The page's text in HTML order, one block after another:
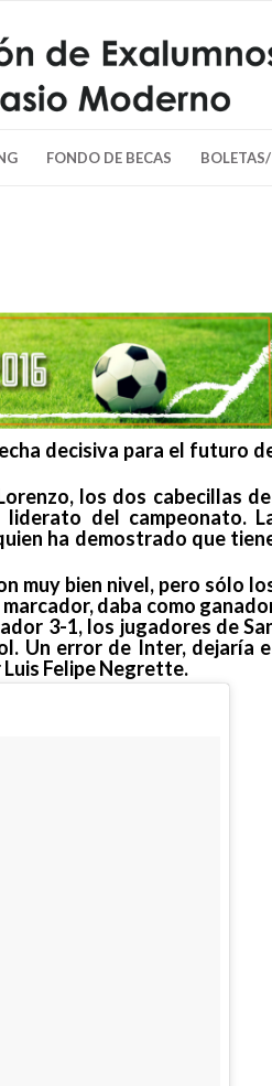
FONDO DE BECAS
decisiva para el futuro
los dos cabecillas
del campeonato.
ha demostrado que
muy bien nivel, pero sólo
daba como
3-1, los jugadores de
Un error de Inter, dejaría
Felipe Negrette.